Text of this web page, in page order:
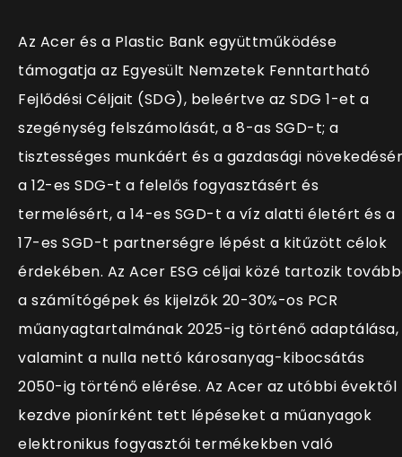
Az Acer és a Plastic Bank együttműködése
támogatja az Egyesült Nemzetek Fenntartható
Fejlődési Céljait (SDG), beleértve az SDG 1-et a
szegénység felszámolását, a 8-as SGD-t; a
tisztességes munkáért és a gazdasági
a 12-es SDG-t a felelős fogyasztásért és
termelésért, a 14-es SGD-t a víz alatti életért és a
17-es SGD-t partnerségre lépést a kitűzött célok
érdekében. Az Acer ESG céljai közé tartozik
a számítógépek és kijelzők 20-30%-os PCR
műanyagtartalmának 2025-ig történő adaptálása,
valamint a nulla nettó károsanyag-kibocsátás
2050-ig történő elérése. Az Acer az utóbbi évektől
kezdve pionírként tett lépéseket a műanyagok
elektronikus fogyasztói termékekben való